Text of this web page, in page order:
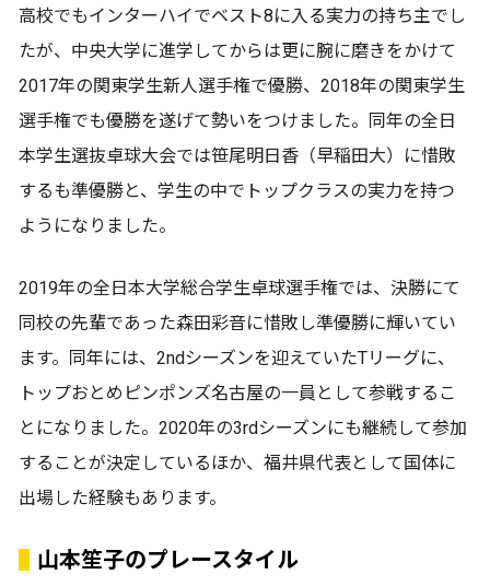
高校でもインターハイでベスト8に入る実力の持ち主でし
たが、中央大学に進学してからは更に腕に磨きをかけて
2017年の関東学生新人選手権で優勝、2018年の関東学生
選手権でも優勝を遂げて勢いをつけました。同年の全日
本学生選抜卓球大会では笹尾明日香（早稲田大）に惜敗
するも準優勝と、学生の中でトップクラスの実力を持つ
ようになりました。
2019年の全日本大学総合学生卓球選手権では、決勝にて
同校の先輩であった森田彩音に惜敗し準優勝に輝いてい
ます。同年には、2ndシーズンを迎えていたTリーグに、
トップおとめピンポンズ名古屋の一員として参戦するこ
とになりました。2020年の3rdシーズンにも継続して参加
することが決定しているほか、福井県代表として国体に
出場した経験もあります。
山本笙子のプレースタイル